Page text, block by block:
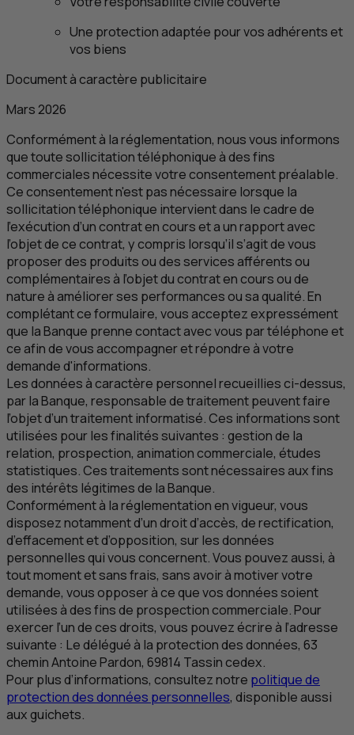
Une protection adaptée pour vos adhérents et
vos biens
Document à caractère publicitaire
Mars 2026
Conformément à la réglementation, nous vous informons
que toute sollicitation téléphonique à des fins
commerciales nécessite votre consentement préalable.
Ce consentement n'est pas nécessaire lorsque la
sollicitation téléphonique intervient dans le cadre de
l’exécution d’un contrat en cours et a un rapport avec
l’objet de ce contrat, y compris lorsqu’il s’agit de vous
proposer des produits ou des services afférents ou
complémentaires à l’objet du contrat en cours ou de
nature à améliorer ses performances ou sa qualité. En
complétant ce formulaire, vous acceptez expressément
que la Banque prenne contact avec vous par téléphone et
ce afin de vous accompagner et répondre à votre
demande d'informations.
Les données à caractère personnel recueillies ci-dessus,
par la Banque, responsable de traitement peuvent faire
l’objet d’un traitement informatisé. Ces informations sont
utilisées pour les finalités suivantes : gestion de la
relation, prospection, animation commerciale, études
statistiques. Ces traitements sont nécessaires aux fins
des intérêts légitimes de la Banque.
Conformément à la réglementation en vigueur, vous
disposez notamment d’un droit d’accès, de rectification,
d’effacement et d’opposition, sur les données
personnelles qui vous concernent. Vous pouvez aussi, à
tout moment et sans frais, sans avoir à motiver votre
demande, vous opposer à ce que vos données soient
utilisées à des fins de prospection commerciale. Pour
exercer l’un de ces droits, vous pouvez écrire à l’adresse
suivante : Le délégué à la protection des données, 63
chemin Antoine Pardon, 69814 Tassin cedex.
Pour plus d’informations, consultez notre politique de
protection des données personnelles, disponible aussi
aux guichets.